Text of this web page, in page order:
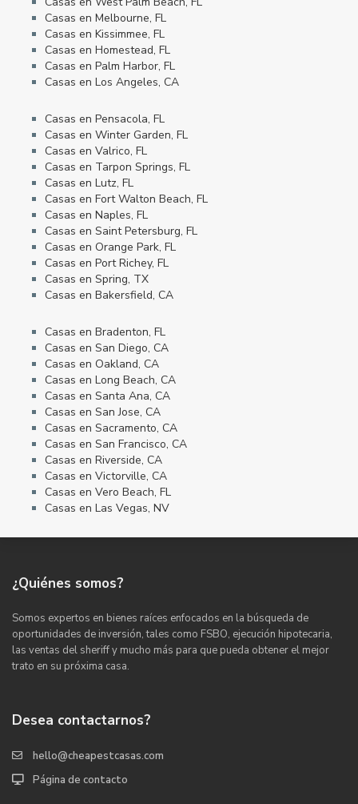
Casas en Melbourne, FL
Casas en Kissimmee, FL
Casas en Homestead, FL
Casas en Palm Harbor, FL
Casas en Los Angeles, CA
Casas en Pensacola, FL
Casas en Winter Garden, FL
Casas en Valrico, FL
Casas en Tarpon Springs, FL
Casas en Lutz, FL
Casas en Fort Walton Beach, FL
Casas en Naples, FL
Casas en Saint Petersburg, FL
Casas en Orange Park, FL
Casas en Port Richey, FL
Casas en Spring, TX
Casas en Bakersfield, CA
Casas en Bradenton, FL
Casas en San Diego, CA
Casas en Oakland, CA
Casas en Long Beach, CA
Casas en Santa Ana, CA
Casas en San Jose, CA
Casas en Sacramento, CA
Casas en San Francisco, CA
Casas en Riverside, CA
Casas en Victorville, CA
Casas en Vero Beach, FL
Casas en Las Vegas, NV
¿Quiénes somos?
Somos expertos en bienes raíces enfocados en la búsqueda de
oportunidades de inversión, tales como FSBO, ejecución hipotecaria,
las ventas del sheriff y mucho más para que pueda obtener el mejor
trato en su próxima casa.
Desea contactarnos?
hello@cheapestcasas.com
Página de contacto